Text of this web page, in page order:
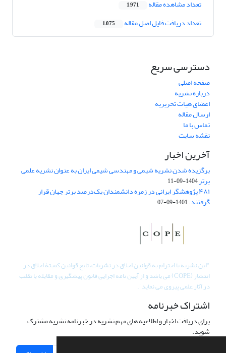
تعداد مشاهده مقاله 1,971
تعداد دریافت فایل اصل مقاله 1,075
دسترسی سریع
صفحه اصلی
درباره نشریه
اعضای هیات تحریریه
ارسال مقاله
تماس با ما
نقشه سایت
آخرین اخبار
برگزیده شدن نشریه شیمی و مهندسی شیمی ایران به عنوان نشریه علمی
برتر1404-09-11
۴۸۱ پژوهشگر ایرانی در زمره دانشمندان یک‌درصد برتر جهان قرار
گرفتند.1401-09-07
"این نشریه با احترام به قوانین اخلاق در نشریات، تابع قوانین کمیتۀ اخلاق در
انتشار (COPE) می باشد و از آیین نامه اجرایی قانون پیشگیری و مقابله با تقلب
در آثار علمی پیروی می نماید".
اشتراک خبرنامه
برای دریافت اخبار و اطلاعیه های مهم نشریه در خبرنامه نشریه مشترک
شوید.